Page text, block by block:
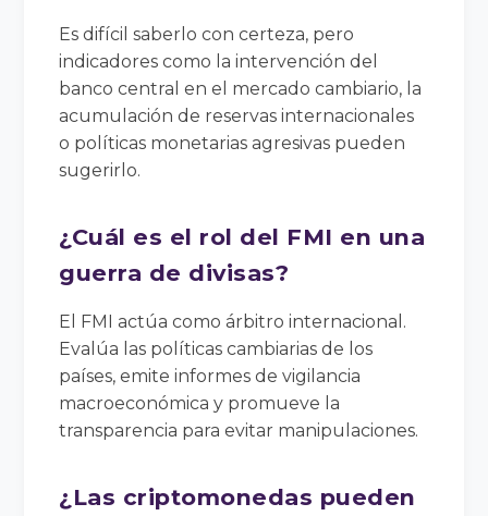
Es difícil saberlo con certeza, pero
indicadores como la intervención del
banco central en el mercado cambiario, la
acumulación de reservas internacionales
o políticas monetarias agresivas pueden
sugerirlo.
¿Cuál es el rol del FMI en una
guerra de divisas?
El FMI actúa como árbitro internacional.
Evalúa las políticas cambiarias de los
países, emite informes de vigilancia
macroeconómica y promueve la
transparencia para evitar manipulaciones.
¿Las criptomonedas pueden